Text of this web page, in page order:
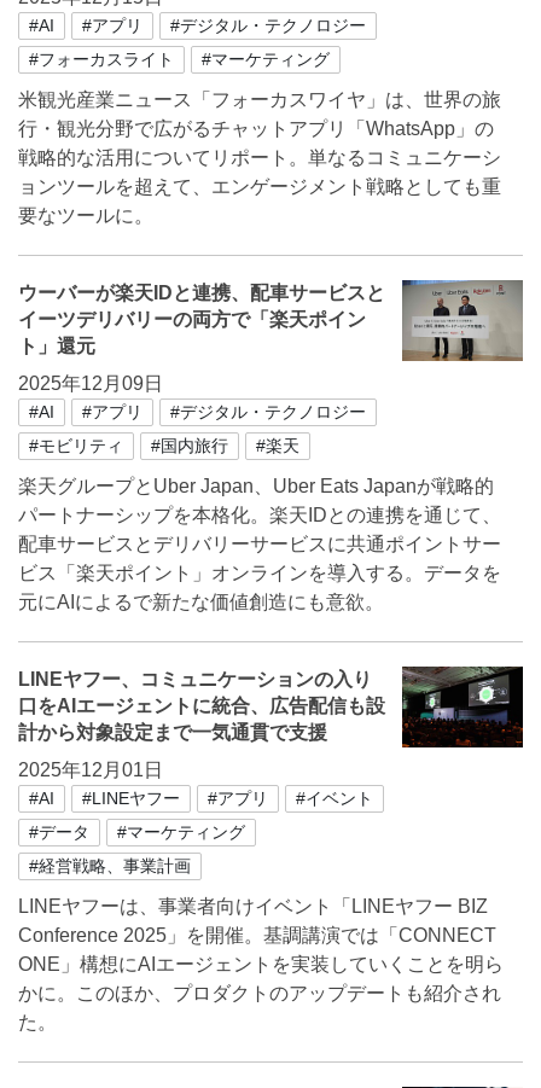
#AI #アプリ
#デジタル・テクノロジー
#フォーカスライト
#マーケティング
米観光産業ニュース「フォーカスワイヤ」は、世界の旅
行・観光分野で広がるチャットアプリ「WhatsApp」の
戦略的な活用についてリポート。単なるコミュニケーシ
ョンツールを超えて、エンゲージメント戦略としても重
要なツールに。
ウーバーが楽天IDと連携、配車サービスと
イーツデリバリーの両方で「楽天ポイン
ト」還元
2025年12月09日
#AI #アプリ
#デジタル・テクノロジー
#モビリティ
#国内旅行 #楽天
楽天グループとUber Japan、Uber Eats Japanが戦略的
パートナーシップを本格化。楽天IDとの連携を通じて、
配車サービスとデリバリーサービスに共通ポイントサー
ビス「楽天ポイント」オンラインを導入する。データを
元にAIによるで新たな価値創造にも意欲。
LINEヤフー、コミュニケーションの入り
口をAIエージェントに統合、広告配信も設
計から対象設定まで一気通貫で支援
2025年12月01日
#AI #LINEヤフー #アプリ
#イベント
#データ
#マーケティング
#経営戦略、事業計画
LINEヤフーは、事業者向けイベント「LINEヤフー BIZ
Conference 2025」を開催。基調講演では「CONNECT
ONE」構想にAIエージェントを実装していくことを明ら
かに。このほか、プロダクトのアップデートも紹介され
た。